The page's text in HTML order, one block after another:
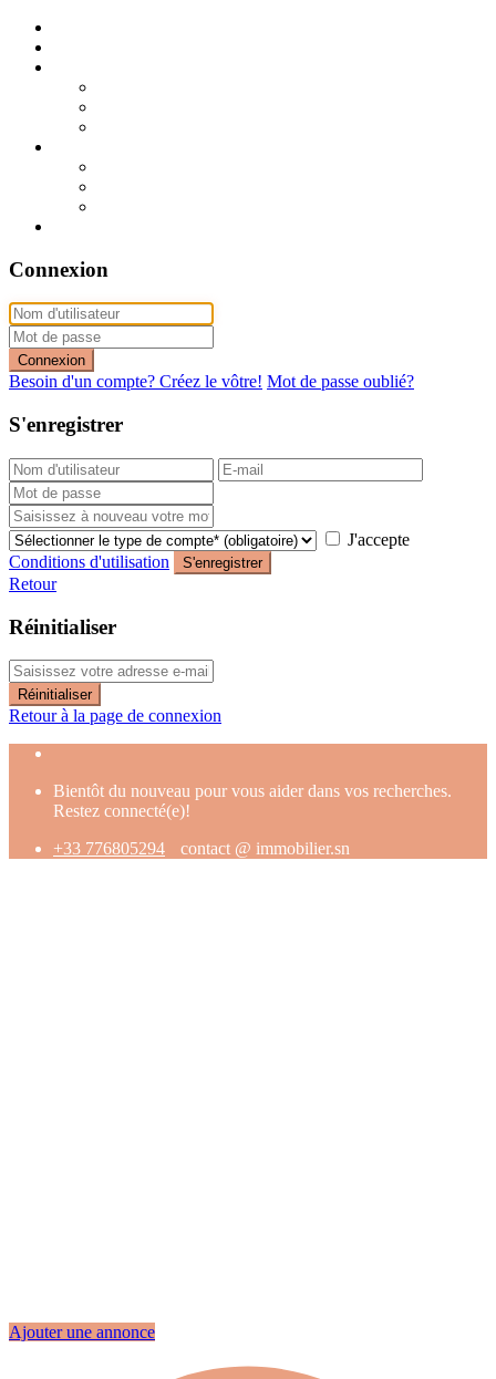
Connexion
Connexion
Besoin d'un compte? Créez le vôtre! Mot de passe oublié?
S'enregistrer
J'accepte
Conditions d'utilisation
S'enregistrer
Retour
Réinitialiser
Réinitialiser
Retour à la page de connexion
Bientôt du nouveau pour vous aider dans vos recherches.
Restez connecté(e)!
+33 776805294
contact @ immobilier.sn
Ajouter une annonce